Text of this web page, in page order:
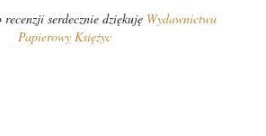
serdecznie dziękuję Wydawnictwu
Papierowy Księżyc